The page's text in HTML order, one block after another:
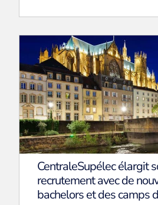
CentraleSupélec élargit
recrutement avec de
bachelors et des camps